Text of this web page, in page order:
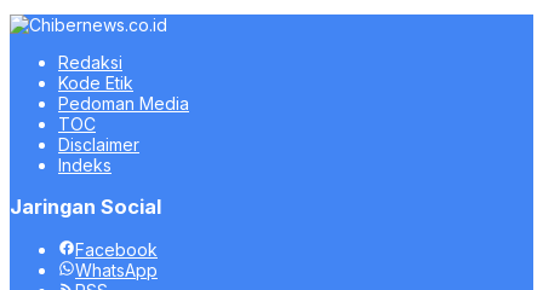
Redaksi
Kode Etik
Pedoman Media
TOC
Disclaimer
Indeks
Jaringan Social
Facebook
WhatsApp